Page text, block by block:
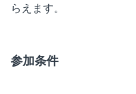
らえます。
参加条件